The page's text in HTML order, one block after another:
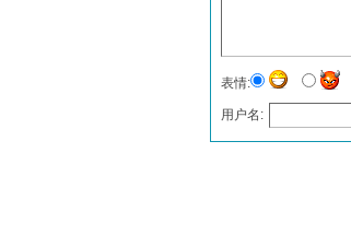
表情:
用户名: